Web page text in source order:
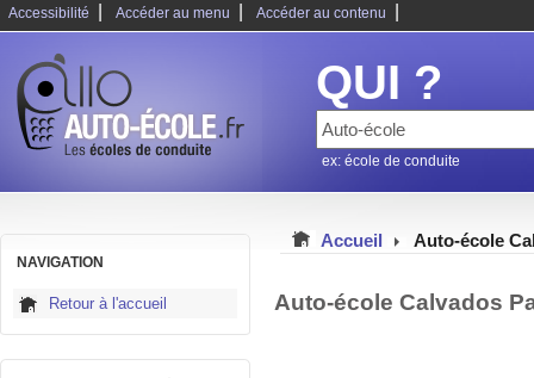
Accessibilité Accéder au menu Accéder au contenu
QUI ?
ex: école de conduite
NAVIGATION
Retour à l'accueil
Accueil Auto-école
Auto-école Calvados